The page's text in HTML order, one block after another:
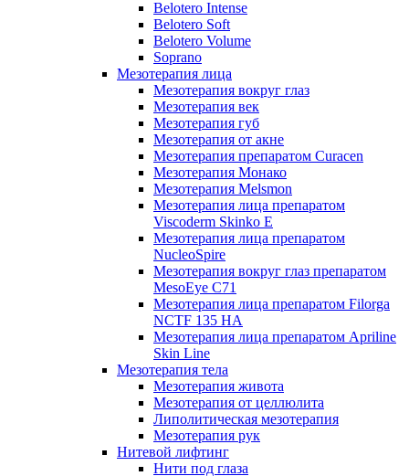
Belotero Intense
Belotero Soft
Belotero Volume
Soprano
Мезотерапия лица
Мезотерапия вокруг глаз
Мезотерапия век
Мезотерапия губ
Мезотерапия от акне
Мезотерапия препаратом Curacen
Мезотерапия Монако
Мезотерапия Melsmon
Мезотерапия лица препаратом
Viscoderm Skinko E
Мезотерапия лица препаратом
NucleoSpire
Мезотерапия вокруг глаз препаратом
MesoEye С71
Мезотерапия лица препаратом Filorga
NCTF 135 HA
Мезотерапия лица препаратом Apriline
Skin Line
Мезотерапия тела
Мезотерапия живота
Мезотерапия от целлюлита
Липолитическая мезотерапия
Мезотерапия рук
Нитевой лифтинг
Нити под глаза